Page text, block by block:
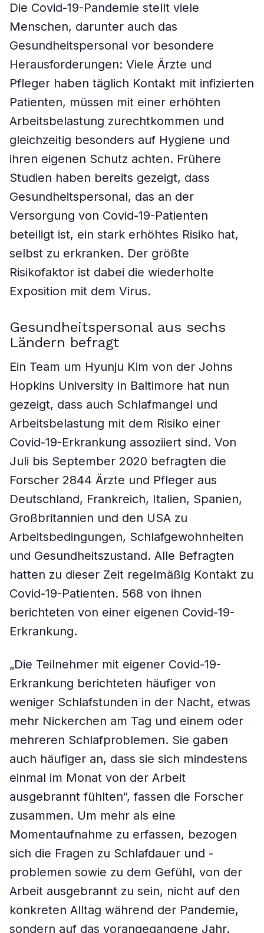
Die Covid-19-Pandemie stellt viele
Menschen, darunter auch das
Gesundheitspersonal vor besondere
Herausforderungen: Viele Ärzte und
Pfleger haben täglich Kontakt mit infizierten
Patienten, müssen mit einer erhöhten
Arbeitsbelastung zurechtkommen und
gleichzeitig besonders auf Hygiene und
ihren eigenen Schutz achten. Frühere
Studien haben bereits gezeigt, dass
Gesundheitspersonal, das an der
Versorgung von Covid-19-Patienten
beteiligt ist, ein stark erhöhtes Risiko hat,
selbst zu erkranken. Der größte
Risikofaktor ist dabei die wiederholte
Exposition mit dem Virus.
Gesundheitspersonal aus sechs
Ländern befragt
Ein Team um Hyunju Kim von der Johns
Hopkins University in Baltimore hat nun
gezeigt, dass auch Schlafmangel und
Arbeitsbelastung mit dem Risiko einer
Covid-19-Erkrankung assoziiert sind. Von
Juli bis September 2020 befragten die
Forscher 2844 Ärzte und Pfleger aus
Deutschland, Frankreich, Italien, Spanien,
Großbritannien und den USA zu
Arbeitsbedingungen, Schlafgewohnheiten
und Gesundheitszustand. Alle Befragten
hatten zu dieser Zeit regelmäßig Kontakt zu
Covid-19-Patienten. 568 von ihnen
berichteten von einer eigenen Covid-19-
Erkrankung.
„Die Teilnehmer mit eigener Covid-19-
Erkrankung berichteten häufiger von
weniger Schlafstunden in der Nacht, etwas
mehr Nickerchen am Tag und einem oder
mehreren Schlafproblemen. Sie gaben
auch häufiger an, dass sie sich mindestens
einmal im Monat von der Arbeit
ausgebrannt fühlten“, fassen die Forscher
zusammen. Um mehr als eine
Momentaufnahme zu erfassen, bezogen
sich die Fragen zu Schlafdauer und -
problemen sowie zu dem Gefühl, von der
Arbeit ausgebrannt zu sein, nicht auf den
konkreten Alltag während der Pandemie,
sondern auf das vorangegangene Jahr.